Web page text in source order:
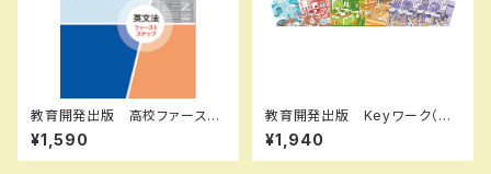
教育開発出版 高校ファースト
ステップ問題集 英文法 202
6年度版 新品完全セット
¥1,590
教育開発出版 Keyワーク（キ
ーワーク） 英語 中1～３（ご
選択ください） 2026年度版
新品完全セット
¥1,940